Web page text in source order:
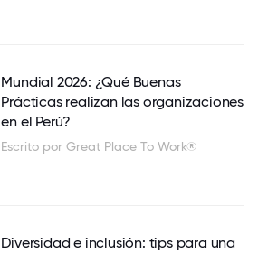
Mundial 2026: ¿Qué Buenas
Prácticas realizan las organizaciones
en el Perú?
Escrito por Great Place To Work®
Diversidad e inclusión: tips para una